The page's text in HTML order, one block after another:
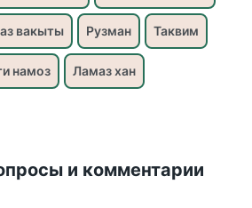
вакыты Рузман Таквим
намоз Ламаз хан
и комментарии